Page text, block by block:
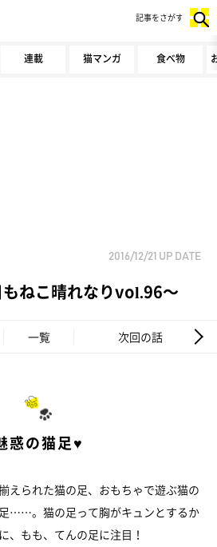
連載 猫マンガ 食べ物
記事をさがす
2016/12/21 UP DATE
ねこ晴れなりvol.96～
一覧 次回の話
惑の猫足♥
えられた猫の足、おもちゃで遊ぶ猫の
……。猫の足って胸がキュンとするか
もも、てんの足に注目！